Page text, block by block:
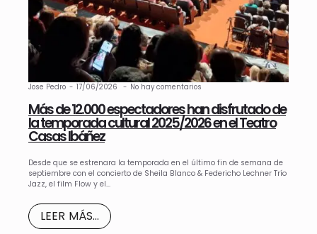
Más de 12.000 espectadores han disfrutado de
la temporada cultural 2025/2026 en el Teatro
Casas Ibáñez
Jose Pedro 17/06/2026 No hay comentarios
Desde que se estrenara la temporada en el último fin de semana de
septiembre con el concierto de Sheila Blanco & Federicho Lechner Trío
Jazz, el film Flow y el…
LEER MÁS...